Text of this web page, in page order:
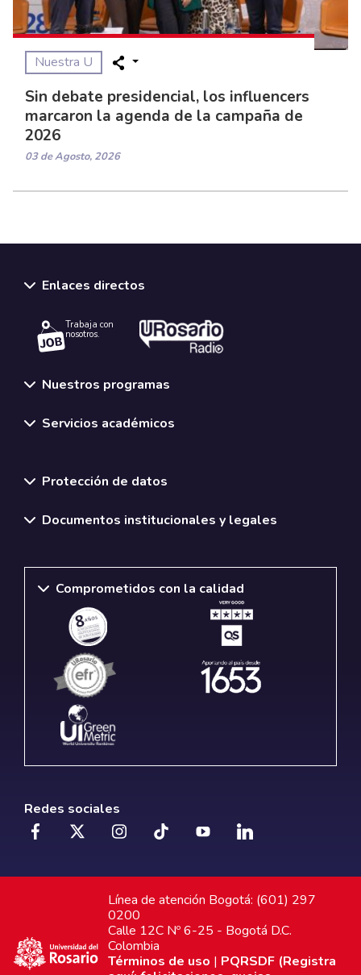
Nuestra U
Sin debate presidencial, los influencers
marcaron la agenda de la campaña de
2026
03 de Agosto, 2026
Enlaces directos
Trabaja con
nosotros.
Nuestros programas
Servicios académicos
Protección de datos
Documentos institucionales y legales
Comprometidos con la calidad
Redes sociales
Línea de atención Bogotá: (601) 297
0200
Calle 12C Nº 6-25 - Bogotá D.C.
Colombia
Términos de uso | PQRSDF (Registra